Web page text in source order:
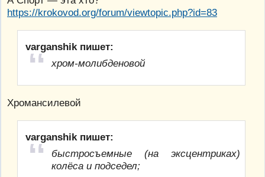
https://krokovod.org/forum/viewtopic.php?id=83
varganshik пишет:
хром-молибденовой
Хромансилевой
varganshik пишет:
быстросъемные (на эксцентриках)
колёса и подседел;